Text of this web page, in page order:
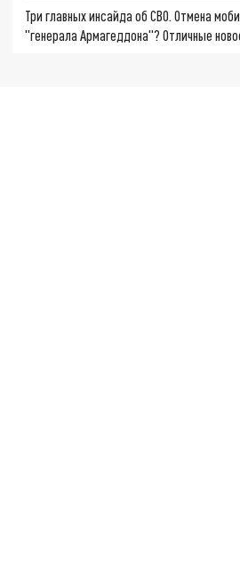
Три главных инсайда об СВО. Отмена
"генерала Армагеддона"? Отличные